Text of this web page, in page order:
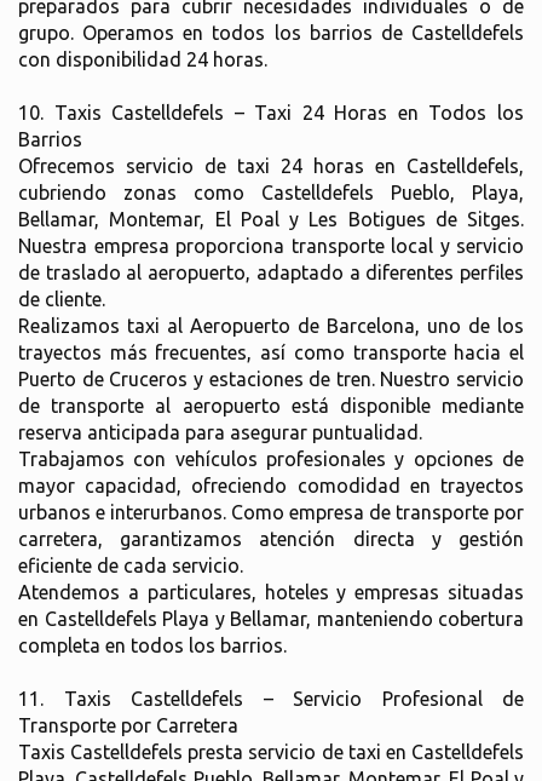
preparados para cubrir necesidades individuales o de
grupo. Operamos en todos los barrios de Castelldefels
con disponibilidad 24 horas.
10. Taxis Castelldefels – Taxi 24 Horas en Todos los
Barrios
Ofrecemos servicio de taxi 24 horas en Castelldefels,
cubriendo zonas como Castelldefels Pueblo, Playa,
Bellamar, Montemar, El Poal y Les Botigues de Sitges.
Nuestra empresa proporciona transporte local y servicio
de traslado al aeropuerto, adaptado a diferentes perfiles
de cliente.
Realizamos taxi al Aeropuerto de Barcelona, uno de los
trayectos más frecuentes, así como transporte hacia el
Puerto de Cruceros y estaciones de tren. Nuestro servicio
de transporte al aeropuerto está disponible mediante
reserva anticipada para asegurar puntualidad.
Trabajamos con vehículos profesionales y opciones de
mayor capacidad, ofreciendo comodidad en trayectos
urbanos e interurbanos. Como empresa de transporte por
carretera, garantizamos atención directa y gestión
eficiente de cada servicio.
Atendemos a particulares, hoteles y empresas situadas
en Castelldefels Playa y Bellamar, manteniendo cobertura
completa en todos los barrios.
11. Taxis Castelldefels – Servicio Profesional de
Transporte por Carretera
Taxis Castelldefels presta servicio de taxi en Castelldefels